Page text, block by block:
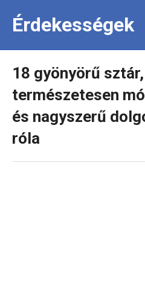
Érdekességek
18 gyönyörű
természetesen
és nagyszerű
róla